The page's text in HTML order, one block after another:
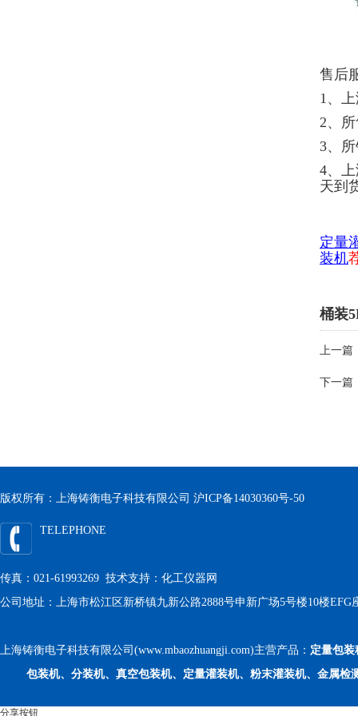
售后
1、
2、
3、
4、
天到
定量
装机
桶装
上一篇
下一篇
版权所有：上海铸衡电子科技有限公司 沪ICP备14030360号-50
TELEPHONE
传真：021-61993269 技术支持： 化工仪器网
公司地址：上海市松江区新桥镇九新公路2888号申新广场5号楼10楼EFG
上海铸衡电子科技有限公司(www.mbaozhuangji.com)主营产品： 定量包装
包装机、分装机、真空包装机、定量灌装机、粉末灌装机、金属检
分享按钮